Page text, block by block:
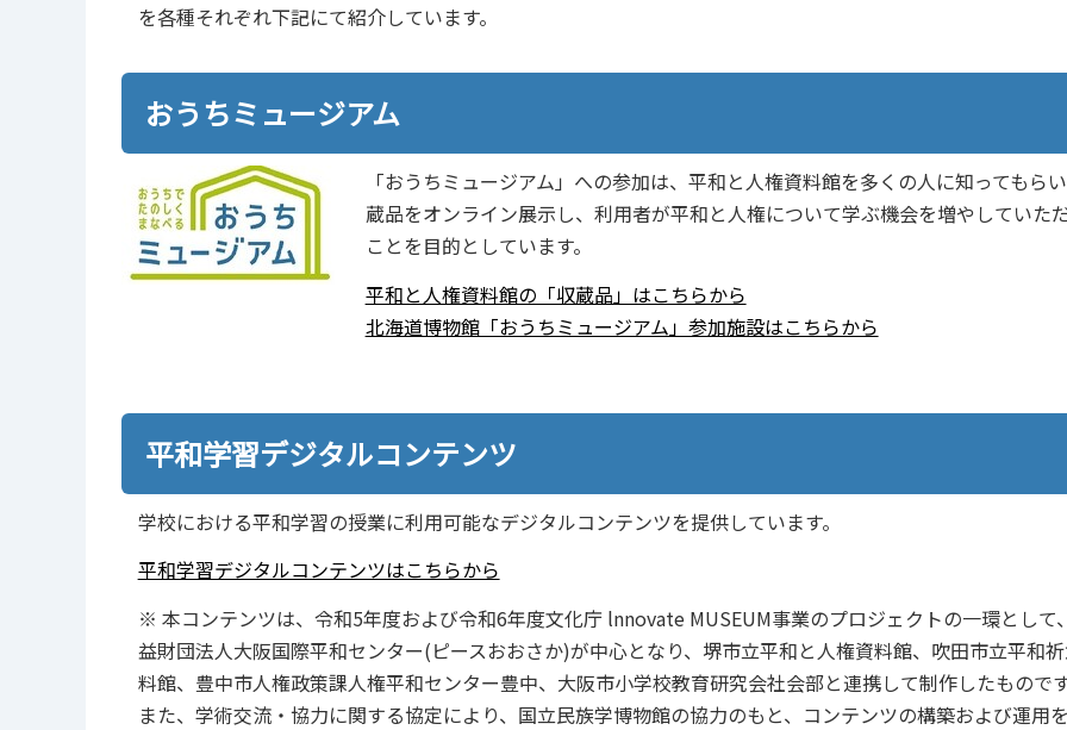
を各種それぞれ下記にて紹介しています。
おうちミュージアム
「おうちミュージアム」への参加は、平和と人権資料館を多くの人に知ってもら
蔵品をオンライン展示し、利用者が平和と人権について学ぶ機会を増やしていた
ことを目的としています。
平和と人権資料館の「収蔵品」はこちらから
北海道博物館「おうちミュージアム」参加施設はこちらから
平和学習デジタルコンテンツ
学校における平和学習の授業に利用可能なデジタルコンテンツを提供しています。
平和学習デジタルコンテンツはこちらから
※ 本コンテンツは、令和5年度および令和6年度文化庁 lnnovate MUSEUM事業のプロジェクトの一環として
益財団法人大阪国際平和センター(ピースおおさか)が中心となり、堺市立平和と人権資料館、吹田市立平和
料館、豊中市人権政策課人権平和センター豊中、大阪市小学校教育研究会社会部と連携して制作したもので
また、学術交流・協力に関する協定により、国立民族学博物館の協力のもと、コンテンツの構築および運用